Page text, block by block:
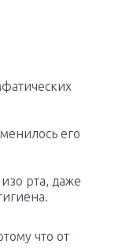
его
рта, даже
что от